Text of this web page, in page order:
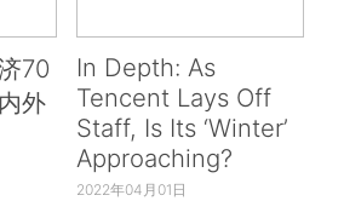
70
外
In Depth: As
Tencent Lays Off
Staff, Is Its ‘Winter’
Approaching?
2022年04月01日